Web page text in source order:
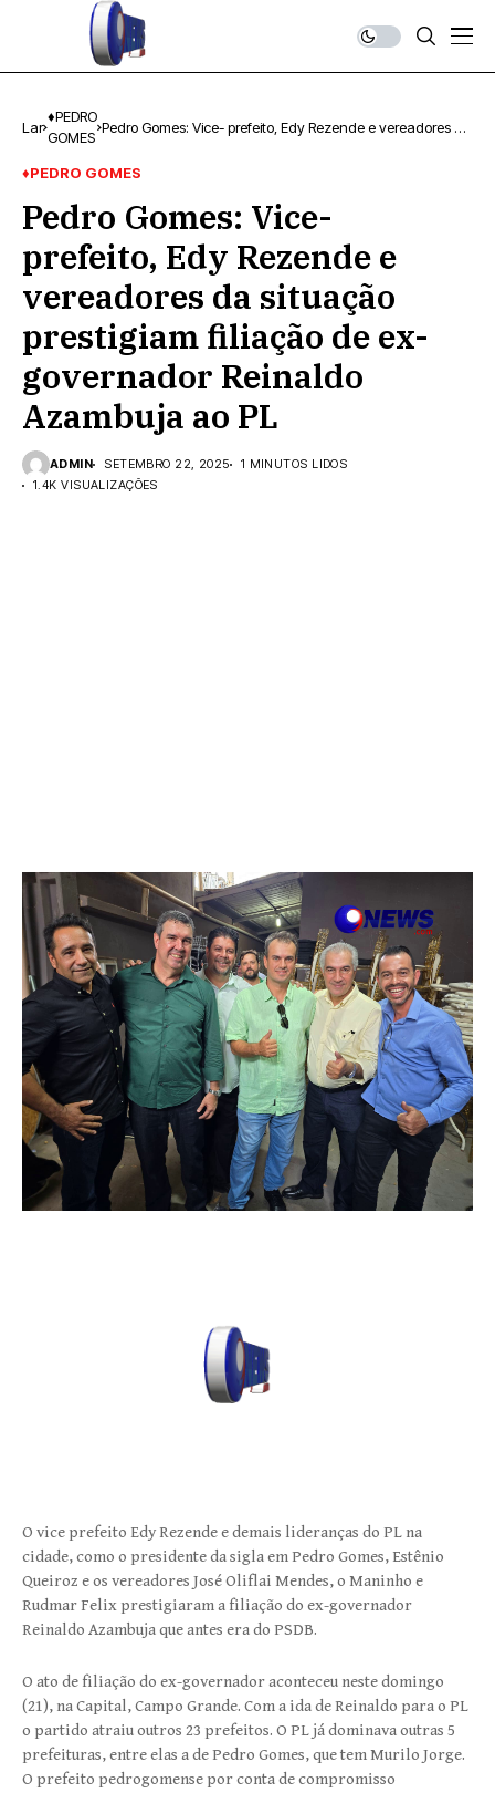
Lar
♦PEDRO
GOMES
Pedro Gomes: Vice- prefeito, Edy Rezende e vereadores da
Azambuja ao PL
♦PEDRO GOMES
Pedro Gomes: Vice-
prefeito, Edy Rezende e
vereadores da situação
prestigiam filiação de ex-
governador Reinaldo
Azambuja ao PL
ADMIN SETEMBRO 22, 2025
1 MINUTOS LIDOS
1.4K VISUALIZAÇÕES
O vice prefeito Edy Rezende e demais lideranças do PL na
cidade, como o presidente da sigla em Pedro Gomes, Estênio
Queiroz e os vereadores José Oliflai Mendes, o Maninho e
Rudmar Felix prestigiaram a filiação do ex-governador
Reinaldo Azambuja que antes era do PSDB.
O ato de filiação do ex-governador aconteceu neste domingo
(21), na Capital, Campo Grande. Com a ida de Reinaldo para o PL
o partido atraiu outros 23 prefeitos. O PL já dominava outras 5
prefeituras, entre elas a de Pedro Gomes, que tem Murilo Jorge.
O prefeito pedrogomense por conta de compromisso